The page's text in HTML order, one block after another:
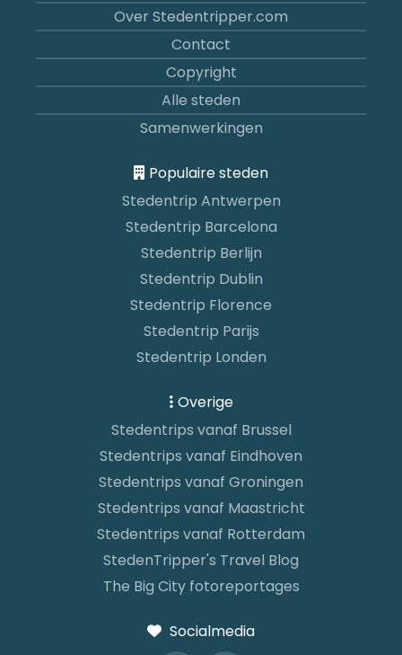
Over Stedentripper.com
Contact
Copyright
Alle steden
Samenwerkingen
Populaire steden
Stedentrip Antwerpen
Stedentrip Barcelona
Stedentrip Berlijn
Stedentrip Dublin
Stedentrip Florence
Stedentrip Parijs
Stedentrip Londen
Overige
Stedentrips vanaf Brussel
Stedentrips vanaf Eindhoven
Stedentrips vanaf Groningen
Stedentrips vanaf Maastricht
Stedentrips vanaf Rotterdam
StedenTripper's Travel Blog
The Big City fotoreportages
Socialmedia